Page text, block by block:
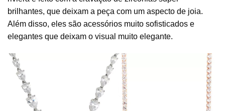
brilhantes, que deixam a peça com um aspecto de joia.
Além disso, eles são acessórios muito sofisticados e
elegantes que deixam o visual muito elegante.